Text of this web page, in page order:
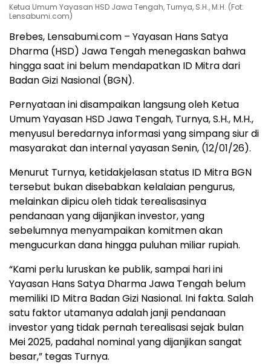
Ketua Umum Yayasan HSD Jawa Tengah, Turnya, S.H., M.H. (Fot:
Lensabumi.com)
Brebes, Lensabumi.com – Yayasan Hans Satya
Dharma (HSD) Jawa Tengah menegaskan bahwa
hingga saat ini belum mendapatkan ID Mitra dari
Badan Gizi Nasional (BGN).
Pernyataan ini disampaikan langsung oleh Ketua
Umum Yayasan HSD Jawa Tengah, Turnya, S.H., M.H.,
menyusul beredarnya informasi yang simpang siur di
masyarakat dan internal yayasan Senin, (12/01/26).
Menurut Turnya, ketidakjelasan status ID Mitra BGN
tersebut bukan disebabkan kelalaian pengurus,
melainkan dipicu oleh tidak terealisasinya
pendanaan yang dijanjikan investor, yang
sebelumnya menyampaikan komitmen akan
mengucurkan dana hingga puluhan miliar rupiah.
“Kami perlu luruskan ke publik, sampai hari ini
Yayasan Hans Satya Dharma Jawa Tengah belum
memiliki ID Mitra Badan Gizi Nasional. Ini fakta. Salah
satu faktor utamanya adalah janji pendanaan
investor yang tidak pernah terealisasi sejak bulan
Mei 2025, padahal nominal yang dijanjikan sangat
besar,” tegas Turnya.